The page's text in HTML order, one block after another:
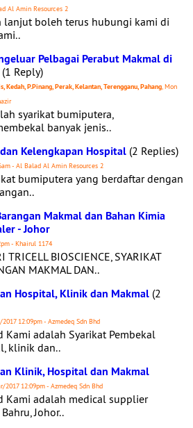
Al Amin Resources 2
lanjut boleh terus hubungi kami di
Pelbagai Perabut Makmal di
(1 Reply)
Kedah, P.Pinang, Perak, Kelantan, Terengganu, Pahang, Mon
syarikat bumiputera,
banyak jenis..
Kelengkapan Hospital (2 Replies)
- Al Balad Al Amin Resources 2
bumiputera yang berdaftar dengan
Makmal dan Bahan Kimia
- Johor
- Khairul 1174
TRICELL BIOSCIENCE, SYARIKAT
MAKMAL DAN..
Hospital, Klinik dan Makmal (2
12:09pm - Azmedeq Sdn Bhd
Kami adalah Syarikat Pembekal
klinik dan..
Klinik, Hospital dan Makmal
2017 12:09pm - Azmedeq Sdn Bhd
Kami adalah medical supplier
Johor..